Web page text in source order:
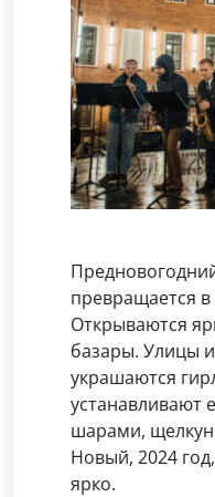
превращается
Открываются
базары. Улицы
украшаются
устанавливают
шарами,
Новый, 2024
ярко.